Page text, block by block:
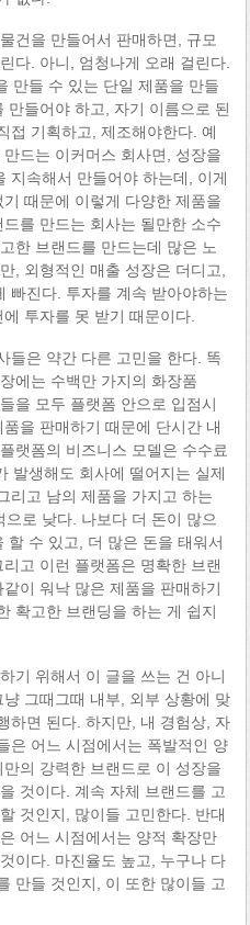
건을 만들어서 판매하면, 규모
다. 아니, 엄청나게 오래 걸린다.
만들 수 있는 단일 제품을 만들
만들어야 하고, 자기 이름으로 된
접 기획하고, 제조해야한다. 예
드는 이커머스 회사면, 성장을
지속해서 만들어야 하는데, 이게
때문에 이렇게 다양한 제품을
를 만드는 회사는 될만한 소수
한 브랜드를 만드는데 많은 노
, 외형적인 매출 성장은 더디고,
빠진다. 투자를 계속 받아야하는
투자를 못 받기 때문이다.
들은 약간 다른 고민을 한다. 똑
에는 수백만 가지의 화장품
을 모두 플랫폼 안으로 입점시
을 판매하기 때문에 단시간 내
랫폼의 비즈니스 모델은 수수료
발생해도 회사에 떨어지는 실제
리고 남의 제품을 가지고 하는
로 낮다. 나보다 더 돈이 많으
할 수 있고, 더 많은 돈을 태워서
고 이런 플랫폼은 명확한 브랜
이 워낙 많은 제품을 판매하기
확고한 브랜딩을 하는 게 쉽지
기 위해서 이 글을 쓰는 건 아니
그때그때 내부, 외부 상황에 맞
하면 된다. 하지만, 내 경험상, 자
은 어느 시점에서는 폭발적인 양
의 강력한 브랜드로 이 성장을
것이다. 계속 자체 브랜드를 고
것인지, 많이들 고민한다. 반대
어느 시점에서는 양적 확장만
이다. 마진율도 높고, 누구나 다
만들 것인지, 이 또한 많이들 고